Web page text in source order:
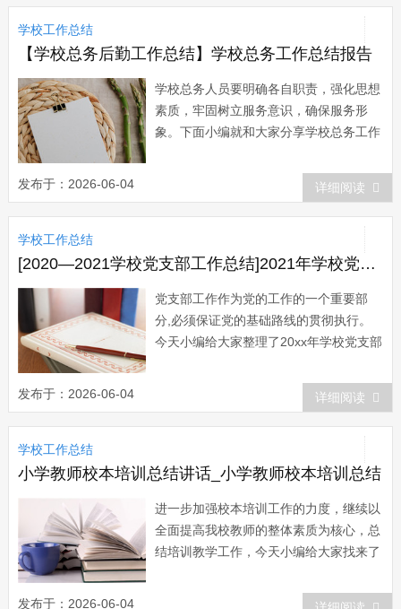
年，经过上学年及下学年的两次督导验
收，本年度顺利透过了深圳市规范化幼儿
园和深...
学校工作总结
【学校总务后勤工作总结】学校总务工作总结报告
学校总务人员要明确各自职责，强化思想
素质，牢固树立服务意识，确保服务形
象。下面小编就和大家分享学校总务工作
总结 总务处在院党委和院行政的正确
领导下，全体人员共同努力、辛勤工作。
围绕“服务为本，保障优先”这一思想积极
发布于：2026-06-04 详细阅读
学校工作总结
[2020—2021学校党支部工作总结]2021年学校党支部工作总结
党支部工作作为党的工作的一个重要部
分,必须保证党的基础路线的贯彻执行。
今天小编给大家整理了20xx年学校党支部
学校党支部工作总结范文一 我南省小
学支部在县教育局党委的精神指导下，结
合我支部工作实际，开展了以下工作，现
就本支部的工作开展情况作如下总结：...
发布于：2026-06-04 详细阅读
学校工作总结
小学教师校本培训总结讲话_小学教师校本培训总结
进一步加强校本培训工作的力度，继续以
全面提高我校教师的整体素质为核心，总
结培训教学工作，今天小编给大家找来了
大家。 小学教师校本培训总结篇
发布于：2026-06-04